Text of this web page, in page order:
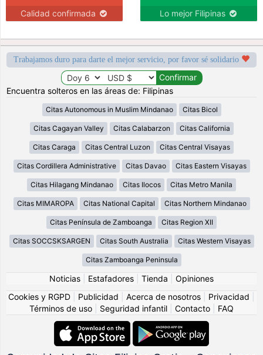
Calidad confirmada Lo mejor Filipinas
Trabajamos duro para darte el mejor servicio, por favor sé solidario
Encuentra solteros en las áreas de: Filipinas
Citas Autonomous in Muslim Mindanao Citas Bicol
Citas Cagayan Valley Citas Calabarzon Citas California
Citas Caraga Citas Central Luzon Citas Central Visayas
Citas Cordillera Administrative Citas Davao Citas Eastern Visayas
Citas Hilagang Mindanao Citas Ilocos Citas Metro Manila
Citas MIMAROPA Citas National Capital Citas Northern Mindanao
Citas Península de Zamboanga Citas Region XII
Citas SOCCSKSARGEN Citas South Australia Citas Western Visayas
Citas Zamboanga Peninsula
Noticias Estafadores Tienda
Opiniones
Cookies y RGPD
Publicidad Acerca de nosotros Privacidad
Términos de uso
Seguridad infantil Contacto FAQ